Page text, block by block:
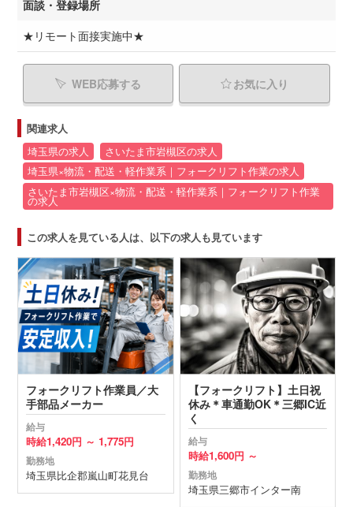
面談・登録場所
★リモート面接実施中★
WEB応募する お気に入り
関連求人
埼玉県の求人
さいたま市岩槻区の求人
埼玉県×物流・配送・軽作業系｜フォークリフト作業の求人
さいたま市岩槻区×物流・配送・軽作業系｜フォークリフト作業
の求人
この求人を見ている人は、以下の求人も見ています
フォークリフト作業員／大
手部品メーカー
給与
時給1,420円 ～ 1,775円
勤務地
埼玉県比企郡嵐山町花見台
【フォークリフト】土日祝
休み＊車通勤OK＊三郷IC近
く
給与
時給1,600円 ～
勤務地
埼玉県三郷市インター南